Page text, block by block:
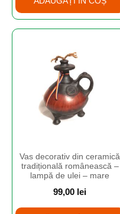
Vas decorativ din ceramică
tradițională românească –
lampă de ulei – mare
99,00 lei